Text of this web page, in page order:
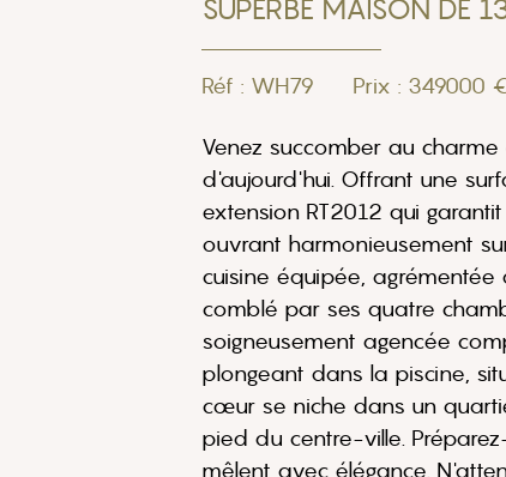
SUPERBE MAISON DE
Réf : WH79 Prix : 349000
Venez succomber au
d'aujourd'hui. Offrant une
extension RT2012 qui
ouvrant harmonieusement
cuisine équipée,
comblé par ses quatre
soigneusement agencée
plongeant dans la piscine,
cœur se niche dans un
pied du centre-ville.
mêlent avec élégance.